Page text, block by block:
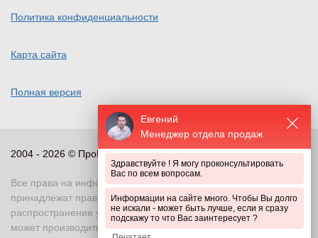
Евгений
Менеджер отдела продаж
Здравствуйте ! Я могу проконсультировать
Вас по всем вопросам.
Информации на сайте много. Чтобы Вы долго
не искали - может быть лучше, если я сразу
подскажу то что Вас заинтересует ?
Политика конфиденциальности
Карта сайта
Полная версия
2004 - 2026 © ПроПериметр, все права защищены
Все права на информационные и иные материалы сайта
принадлежат правообладателю. Воспроизведение или
распространение указанных материалов в любой форме
может производиться только с письменного разрешения